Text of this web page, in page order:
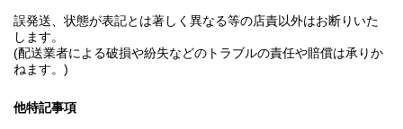
誤発送、状態が表記とは著しく異なる等の店責以外はお断りいた
します。
(配送業者による破損や紛失などのトラブルの責任や賠償は承りか
ねます。)
他特記事項